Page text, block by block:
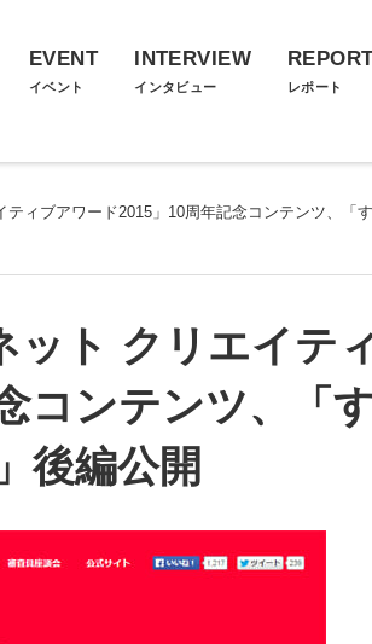
EVENT
イベント
INTERVIEW
インタビュー レポート
ティブアワード2015」10周年記念コンテンツ、「
ット クリエイテ
コンテンツ、「
後編公開